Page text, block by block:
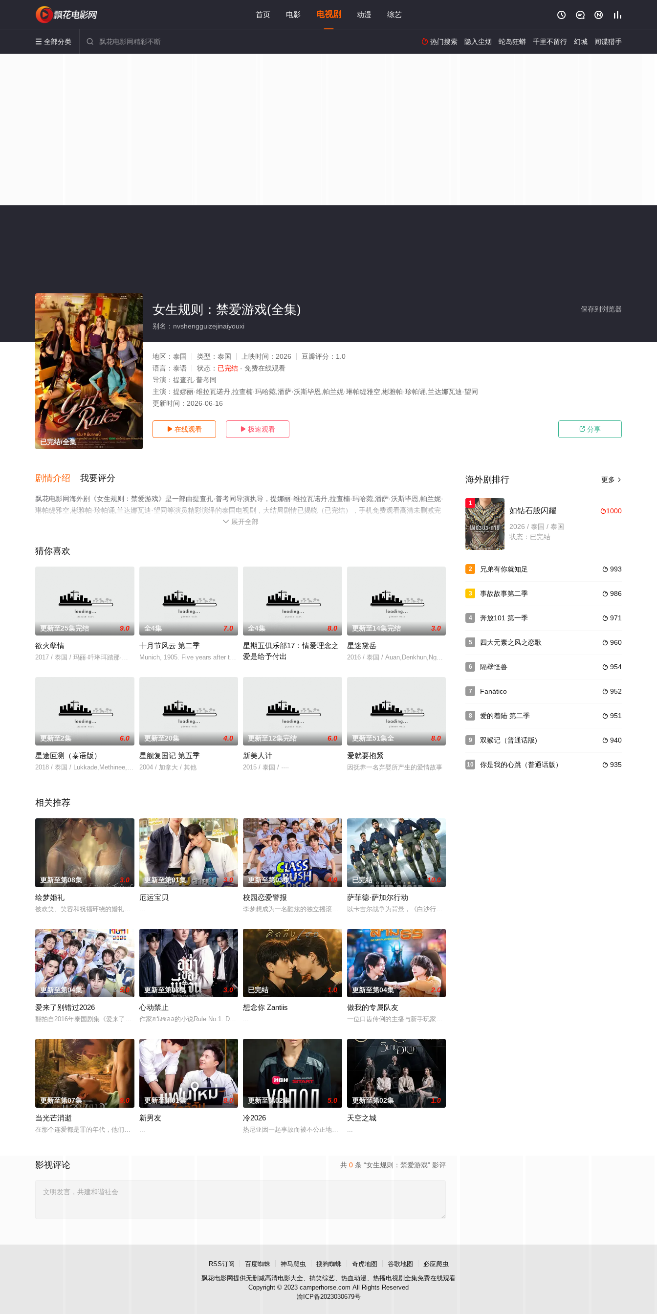
首页 电影 电视剧 动漫 综艺    
 全部分类   热门搜索 隐入尘烟 蛇岛狂蟒 千里不留行 幻城 间谍猎手
已完结/全集
保存到浏览器
女生规则：禁爱游戏(全集)
别名：nvshengguizejinaiyouxi
地区： 泰国 类型： 泰国 上映时间： 2026 豆瓣评分： 1.0
语言： 泰语 状态： 已完结 - 免费在线观看
导演： 提查孔·普考同
主演： 提娜丽·维拉瓦诺丹,拉查楠·玛哈菀,潘萨·沃斯毕恩,帕兰妮·琳帕缇雅空,彬雅帕·珍帕诵,兰达娜瓦迪·望同
更新时间： 2026-06-16
 在线观看  极速观看  分享
剧情介绍 我要评分
飘花电影网海外剧《女生规则：禁爱游戏》是一部由提查孔·普考同导演执导，提娜丽·维拉瓦诺丹,拉查楠·玛哈菀,潘萨·沃斯毕恩,帕兰妮·
琳帕缇雅空,彬雅帕·珍帕诵,兰达娜瓦迪·望同等演员精彩演绎的泰国电视剧，大结局剧情已揭晓（已完结），手机免费观看高清未删减完
整版电视剧全集就上飘花影院，热播电视剧提前免费观看，更多剧情信息可移步至豆瓣电视剧、电视猫或剧情网等平台了解。
 展开全部
猜你喜欢
更新至25集完结 9.0
欲火孽情
2017 / 泰国 / 玛丽·吀琳珥踏那·苏提格蒙沃恩吉莱·勒姆威拉伊Kang,Vorakorn
全4集 7.0
十月节风云 第二季
Munich, 1905. Five years after the events of the first season, the ba
全4集 8.0
星期五俱乐部17：情爱理念之
爱是给予付出
爱需要付出是真的吗？给“一个贪得无厌的人”但她给了…“因为她想要”还是“因为我想要”？！？
更新至14集完结 3.0
星迷黛岳
2016 / 泰国 / Auan,Denkhun,NgamnetNatalie,PanaleeSomchai,KhemkladSai,jittima
更新至2集 6.0
星途叵测（泰语版）
2018 / 泰国 / Lukkade,Methinee,Kingpayome楠迪·宗拉维蒙普提查·克瑟辛杰迪帕·迪拉朋帕
更新至20集 4.0
星舰复国记 第五季
2004 / 加拿大 / 其他
更新至12集完结 6.0
新美人计
2015 / 泰国 / ····
更新至51集全 8.0
爱就要抱紧
因抚养一名弃婴所产生的爱情故事
相关推荐
更新至第08集 3.0
绘梦婚礼
被欢笑、笑容和祝福环绕的婚礼仅仅是爱情生活的起点。未来还有许多障碍等待着两人共同跨越。
更新至第01集 3.0
厄运宝贝
更新至第03集 4.0
校园恋爱警报
李梦想成为一名酷炫的独立摇滚音乐家。由于他完全无视学业，他的母亲把他送到了一所新学校，这所学校今年首次招收男生。他立刻与勤奋好学
已完结 10.0
萨菲德·萨加尔行动
以卡吉尔战争为背景，《白沙行动》讲述了印度空军"金色箭头"第17中队的故事，他们最初的任务是执行照相
更新至第04集 5.0
爱来了别错过2026
翻拍自2016年泰国剧集《爱来了别错过》。
更新至第07集 3.0
心动禁止
作家ฮวังซอล的小说Rule No.1: Don't Be Too Emotional อย่าขอพี่เจน影视化
已完结 1.0
想念你 Zantiis
...
更新至第04集 2.0
做我的专属队友
一位口齿伶俐的主播与新手玩家！顶级主播Thi追捕神秘玩家Zo，后者竟屡次击败他。一场原本只为猎杀对手
更新至第07集 9.0
当光芒消逝
在那个连爱都是罪的年代，他们选择了彼此。 1976年10月6日清晨，泰国爆发血腥镇压，大学生Ravin被迫逃入丛林，加入地下游击队。在那个
更新至第01集 8.0
新男友
更新至第02集 5.0
冷2026
热尼亚因一起事故而被不公正地监禁，她的丈夫和6岁的女儿在事故中死亡。这起事故的真正罪魁祸首是富家子弟，他们强大的父母“帮助”法院做出了
更新至第02集 1.0
天空之城
共 0 条 “女生规则：禁爱游戏” 影评
影视评论
更多 
海外剧排行
1
1000
如钻石般闪耀
2026 / 泰国 / 泰国
状态：已完结
2  993
兄弟有你就知足
3  986
事故故事第二季
4  971
奔放101 第一季
5  960
四大元素之风之恋歌
6  954
隔壁怪兽
7  952
Fanático
8  951
爱的着陆 第二季
9  940
双猴记（普通话版)
10  935
你是我的心跳（普通话版）
RSS订阅 百度蜘蛛 神马爬虫 搜狗蜘蛛 奇虎地图 谷歌地图
必应爬虫
飘花电影网提供无删减高清电影大全、搞笑综艺、热血动漫、热播电视剧全集免费在线观看
Copyright © 2023 camperhorse.com All Rights Reserved
渝ICP备2023030679号